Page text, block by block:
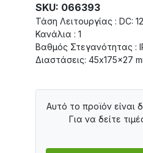
SKU: 066393
Τάση Λειτουργίας : DC:
Κανάλια : 1
Βαθμός Στεγανότητας :
Διαστάσεις: 45x175x27
Αυτό το προϊόν είναι
Για να δείτε